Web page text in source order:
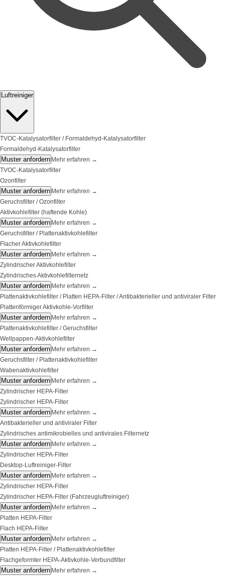
Luftreiniger
TVOC-Katalysatorfilter / Formaldehyd-Katalysatorfilter
Formaldehyd-Katalysatorfilter
Muster anfordern Mehr erfahren →
TVOC-Katalysatorfilter
Ozonfilter
Muster anfordern Mehr erfahren →
Geruchsfilter / Ozonfilter
Aktivkohlefilter (haftende Kohle)
Muster anfordern Mehr erfahren →
Geruchsfilter / Plattenaktivkohlefilter
Flacher Aktivkohlefilter
Muster anfordern Mehr erfahren →
Zylindrischer Aktivkohlefilter
Zylindrisches Aktivkohlefilternetz
Muster anfordern Mehr erfahren →
Plattenaktivkohlefilter / Platten HEPA-Filter / Antibakterieller und antiviraler Filter
Plattenförmiger Aktivkohle-Vorfilter
Muster anfordern Mehr erfahren →
Plattenaktivkohlefilter / Geruchsfilter
Wellpappen-Aktivkohlefilter
Muster anfordern Mehr erfahren →
Geruchsfilter / Plattenaktivkohlefilter
Wabenaktivkohlefilter
Muster anfordern Mehr erfahren →
Zylindrischer HEPA-Filter
Zylindrischer HEPA-Filter
Muster anfordern Mehr erfahren →
Antibakterieller und antiviraler Filter
Zylindrisches antimikrobielles und antivirales Filternetz
Muster anfordern Mehr erfahren →
Zylindrischer HEPA-Filter
Desktop-Luftreiniger-Filter
Muster anfordern Mehr erfahren →
Zylindrischer HEPA-Filter
Zylindrischer HEPA-Filter (Fahrzeugluftreiniger)
Muster anfordern Mehr erfahren →
Platten HEPA-Filter
Flach HEPA-Filter
Muster anfordern Mehr erfahren →
Platten HEPA-Filter / Plattenaktivkohlefilter
Flachgeformter HEPA-Aktivkohle-Verbundfilter
Muster anfordern Mehr erfahren →